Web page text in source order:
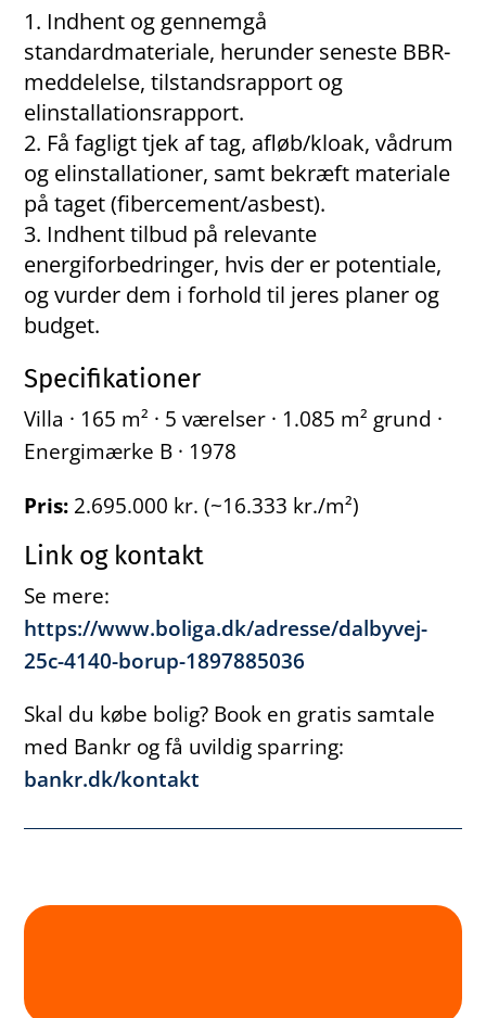
Indhent og gennemgå
standardmateriale, herunder seneste BBR-
meddelelse, tilstandsrapport og
elinstallationsrapport.
Få fagligt tjek af tag, afløb/kloak, vådrum
og elinstallationer, samt bekræft materiale
på taget (fibercement/asbest).
Indhent tilbud på relevante
energiforbedringer, hvis der er potentiale,
og vurder dem i forhold til jeres planer og
budget.
Specifikationer
Villa · 165 m² · 5 værelser · 1.085 m² grund ·
Energimærke B · 1978
Pris: 2.695.000 kr. (~16.333 kr./m²)
Link og kontakt
Se mere:
https://www.boliga.dk/adresse/dalbyvej-
25c-4140-borup-1897885036
Skal du købe bolig? Book en gratis samtale
med Bankr og få uvildig sparring:
bankr.dk/kontakt